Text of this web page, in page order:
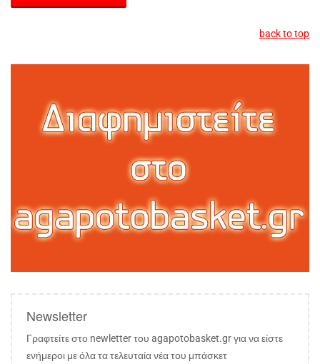
back to top
Newsletter
Γραφτείτε στο newletter του agapotobasket.gr για να είστε
ενήμεροι με όλα τα τελευταία νέα του μπάσκετ